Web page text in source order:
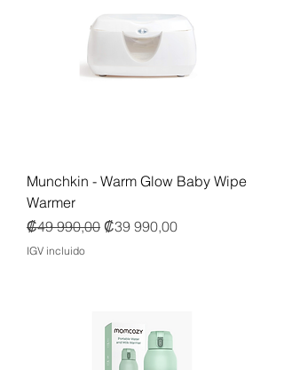
Munchkin - Warm Glow Baby Wipe
Warmer
Precio
₡49 990,00 Precio de oferta
₡39 990,00
IGV incluido